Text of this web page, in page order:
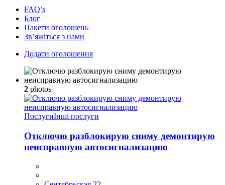
FAQ’s
Блог
Пакети оголошень
Зв’яжіться з нами
Додати оголошення
2 photos
ПослугиІнші послуги
Отключю разблокирую сниму демонтирую
неисправную автосигнализацию